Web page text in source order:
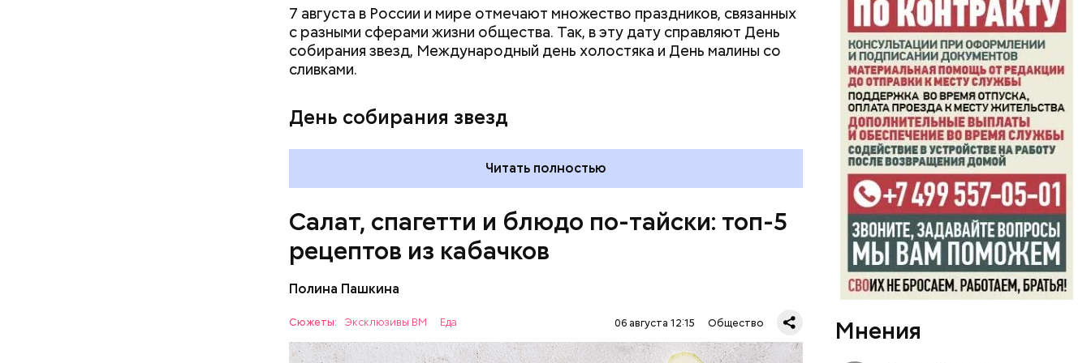
7 августа в России и мире отмечают множество праздников, связанных
с разными сферами жизни общества. Так, в эту дату справляют День
собирания звезд, Международный день холостяка и День малины со
сливками.
День собирания звезд
Читать полностью
Салат, спагетти и блюдо по-тайски: топ-5
рецептов из кабачков
Полина Пашкина
Сюжеты: Эксклюзивы ВМ Еда 06 августа 12:15 Общество
Ингредиенты:
ЕДА ОВОЩИ РЕЦЕПТЫ
Вред дыни
Мнения